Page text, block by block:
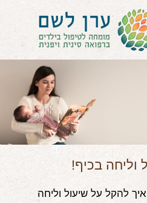
בית
הטיפול
דיקור סיני ודיקור יפני לילדים
הילד לא מפסיק להיות חולה
נשימה: קוצר, סטרידור ועוד
דלקות ונוזלים באוזניים
וליחה בכיף!
להקל על שיעול וליחה